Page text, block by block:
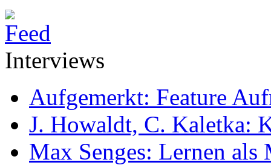
Interviews
Aufgemerkt: Feature
J. Howaldt, C. Kaletka:
Max Senges: Lernen als